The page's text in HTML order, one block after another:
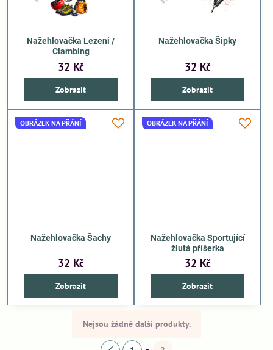
Nažehlovačka Lezeni /
Clambing
32 Kč
Zobrazit
Nažehlovačka Šipky
32 Kč
Zobrazit
OBRÁZEK NA PŘÁNÍ
Nažehlovačka Šachy
32 Kč
Zobrazit
OBRÁZEK NA PŘÁNÍ
Nažehlovačka Sportující
žlutá příšerka
32 Kč
Zobrazit
Nejsou žádné další produkty.